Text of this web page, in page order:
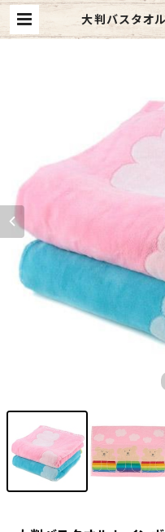
大判バスタオ
ズ3 タオルケ